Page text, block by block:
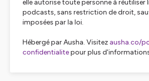
elle autorise toute personne à réutiliser
podcasts, sans restriction de droit,
imposées par la loi.
Hébergé par Ausha. Visitez ausha.co/
confidentialitepour plus